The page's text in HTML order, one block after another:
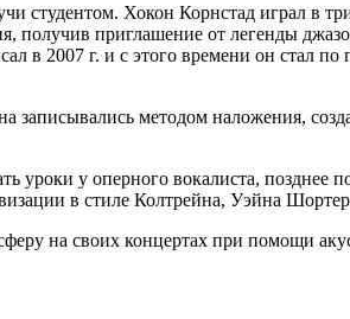
студентом. Хокон Корнстад играл в
приглашение от легенды
2007 г. и с этого времени он стал
записывались методом наложения,
уроки у оперного вокалиста,
в стиле Колтрейна, Уэйна
на своих концертах при помощи